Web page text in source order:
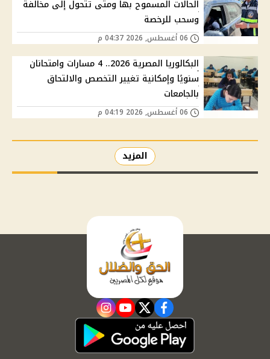
الحالات المسموح بها ومتى تتحول إلى مخالفة
وسحب للرخصة
البكالوريا المصرية 2026.. 4 مسارات وامتحانان
سنويًا وإمكانية تغيير التخصص والالتحاق
بالجامعات
المزيد
facebook
twitter
youtube
instagram